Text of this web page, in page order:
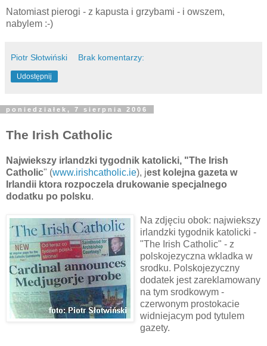
Natomiast pierogi - z kapusta i grzybami - i owszem,
nabylem :-)
Piotr Słotwiński Brak komentarzy:
Udostępnij
poniedziałek, 7 sierpnia 2006
The Irish Catholic
Najwiekszy irlandzki tygodnik katolicki, "The Irish
Catholic" (www.irishcatholic.ie), jest kolejna gazeta w
Irlandii ktora rozpoczela drukowanie specjalnego
dodatku po polsku.
Na zdjęciu obok: najwiekszy
irlandzki tygodnik katolicki -
"The Irish Catholic" - z
polskojezyczna wkladka w
srodku. Polskojezyczny
dodatek jest zareklamowany
na tym srodkowym -
czerwonym prostokacie
widniejacym pod tytulem
gazety.